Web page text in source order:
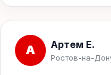
А Артем Е.
Ростов-на-